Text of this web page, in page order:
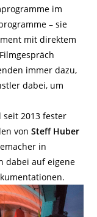
im
– sie
mit direktem
immer dazu,
dabei, um
seit 2013 fester
vonSteff Huber
in
dabei auf eigene